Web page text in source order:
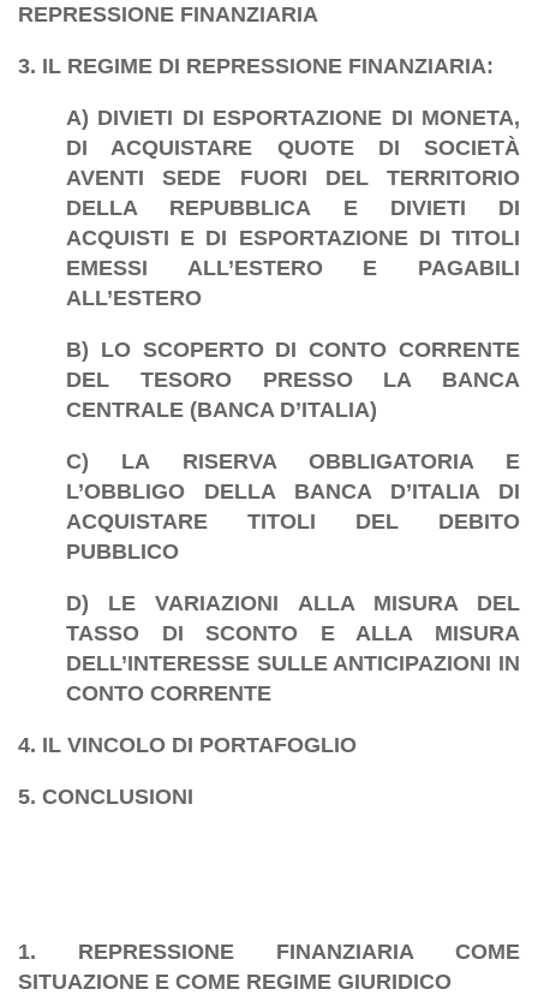
REPRESSIONE FINANZIARIA
3. IL REGIME DI REPRESSIONE FINANZIARIA:
A) DIVIETI DI ESPORTAZIONE DI MONETA,
DI ACQUISTARE QUOTE DI SOCIETÀ
AVENTI SEDE FUORI DEL TERRITORIO
DELLA REPUBBLICA E DIVIETI DI
ACQUISTI E DI ESPORTAZIONE DI TITOLI
EMESSI ALL’ESTERO E PAGABILI
ALL’ESTERO
B) LO SCOPERTO DI CONTO CORRENTE
DEL TESORO PRESSO LA BANCA
CENTRALE (BANCA D’ITALIA)
C) LA RISERVA OBBLIGATORIA E
L’OBBLIGO DELLA BANCA D’ITALIA DI
ACQUISTARE TITOLI DEL DEBITO
PUBBLICO
D) LE VARIAZIONI ALLA MISURA DEL
TASSO DI SCONTO E ALLA MISURA
DELL’INTERESSE SULLE ANTICIPAZIONI IN
CONTO CORRENTE
4. IL VINCOLO DI PORTAFOGLIO
5. CONCLUSIONI
1. REPRESSIONE FINANZIARIA COME
SITUAZIONE E COME REGIME GIURIDICO